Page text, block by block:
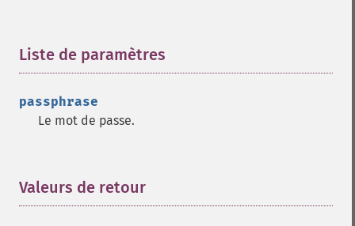
Liste de paramètres
passphrase
Le mot de passe.
Valeurs de retour